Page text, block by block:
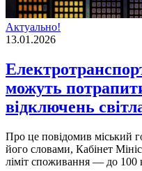
Актуально!
13.01.2026
можуть
відключень
Про це повідомив міський
його словами, Кабінет
ліміт споживання — до 100